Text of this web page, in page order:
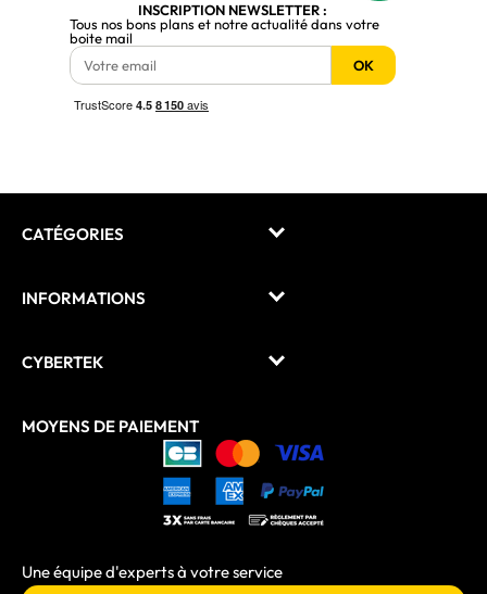
INSCRIPTION NEWSLETTER :
Tous nos bons plans et notre actualité dans votre
boite mail
OK
CATÉGORIES
INFORMATIONS
CYBERTEK
MOYENS DE PAIEMENT
Une équipe d'experts à votre service